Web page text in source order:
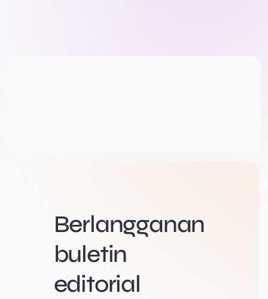
Berlangganan
buletin
editorial